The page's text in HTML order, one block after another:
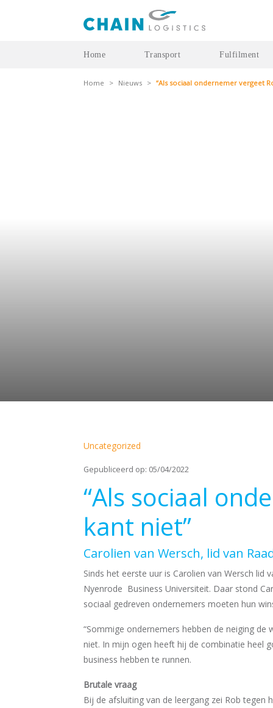
Home Transport Fulfilment
Home > Nieuws > “Als sociaal ondernemer vergeet
Uncategorized
Gepubliceerd op: 05/04/2022
“Als sociaal
kant niet”
Carolien van Wersch, lid van
Sinds het eerste uur is Carolien van Wersch lid
Nyenrode Business Universiteit. Daar stond
sociaal gedreven ondernemers moeten hun
“Sommige ondernemers hebben de neiging
niet. In mijn ogen heeft hij de combinatie heel
business hebben te runnen.
Brutale vraag
Bij de afsluiting van de leergang zei Rob tegen